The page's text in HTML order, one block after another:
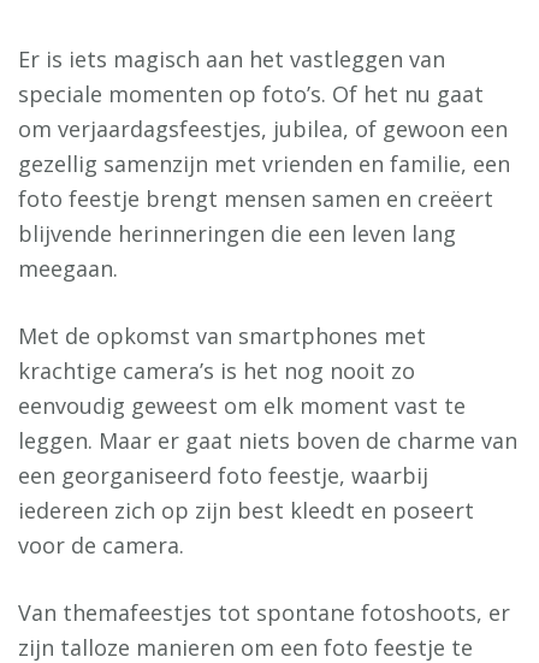
Er is iets magisch aan het vastleggen van
speciale momenten op foto’s. Of het nu gaat
om verjaardagsfeestjes, jubilea, of gewoon een
gezellig samenzijn met vrienden en familie, een
foto feestje brengt mensen samen en creëert
blijvende herinneringen die een leven lang
meegaan.
Met de opkomst van smartphones met
krachtige camera’s is het nog nooit zo
eenvoudig geweest om elk moment vast te
leggen. Maar er gaat niets boven de charme van
een georganiseerd foto feestje, waarbij
iedereen zich op zijn best kleedt en poseert
voor de camera.
Van themafeestjes tot spontane fotoshoots, er
zijn talloze manieren om een foto feestje te